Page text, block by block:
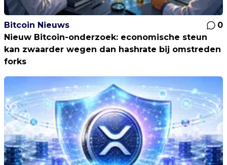
Bitcoin Nieuws
0
Nieuw Bitcoin-onderzoek: economische steun
kan zwaarder wegen dan hashrate bij omstreden
forks